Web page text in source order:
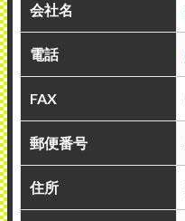
会社名
電話
FAX
郵便番号
住所